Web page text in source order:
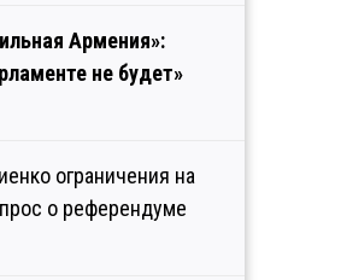
Армения»:
не будет»
ограничения на
о референдуме